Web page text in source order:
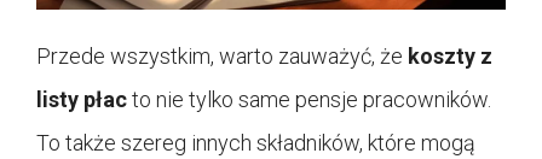
Przede wszystkim, warto zauważyć, że koszty z
listy płacto nie tylko same pensje pracowników.
To także szereg innych składników, które mogą